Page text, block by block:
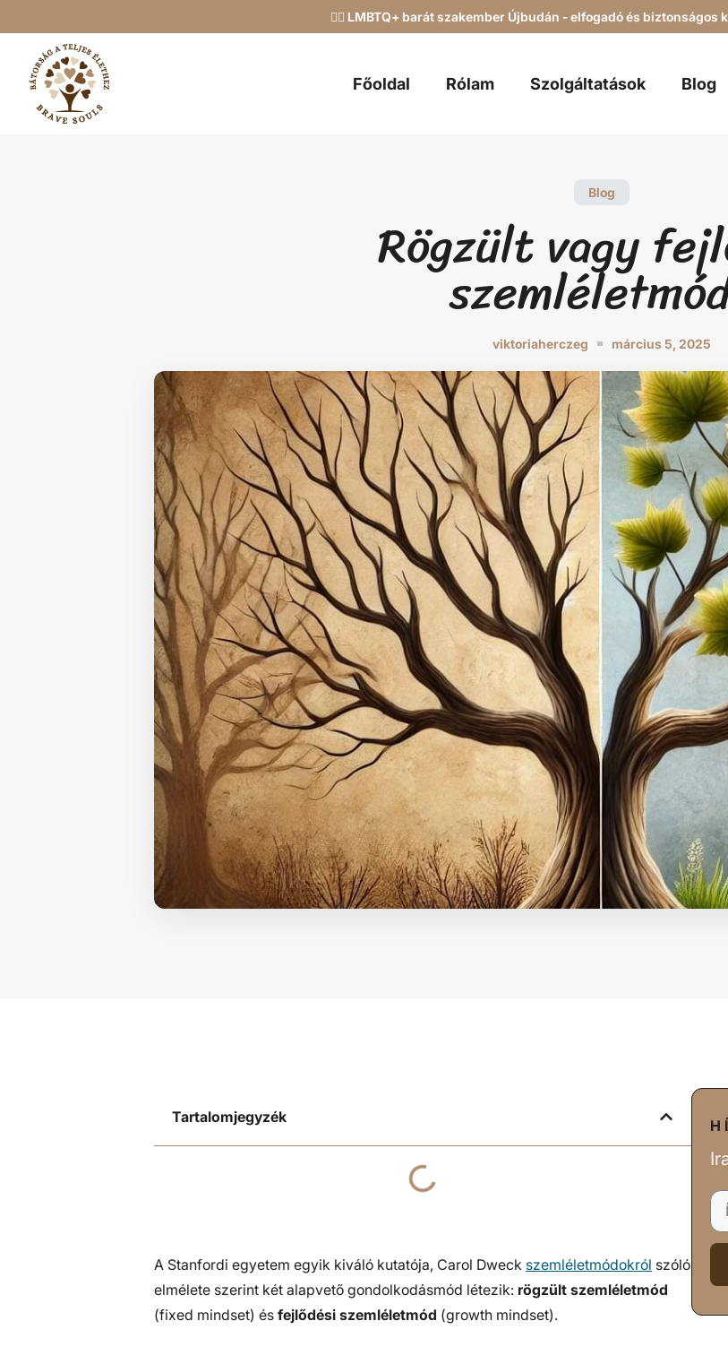
🏳️‍🌈 LMBTQ+ barát szakember Újbudán - elfogadó és biztonságos
Főoldal Rólam Szolgáltatások Blog
Blog
Rögzült vagy
viktoriaherczeg március 5, 2025
Tartalomjegyzék
A Stanfordi egyetem egyik kiváló kutatója, Carol Dweck szemléletmódokról szóló
elmélete szerint két alapvető gondolkodásmód létezik: rögzült szemléletmód
(fixed mindset) és fejlődési szemléletmód (growth mindset).